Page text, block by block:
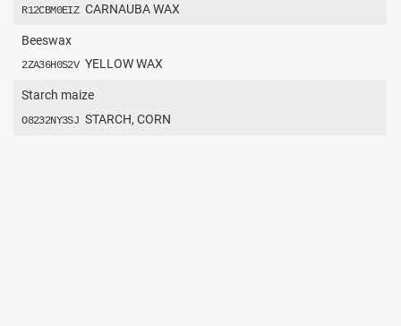
R12CBM0EIZ CARNAUBA WAX
Beeswax
2ZA36H0S2V YELLOW WAX
Starch maize
O8232NY3SJ STARCH, CORN